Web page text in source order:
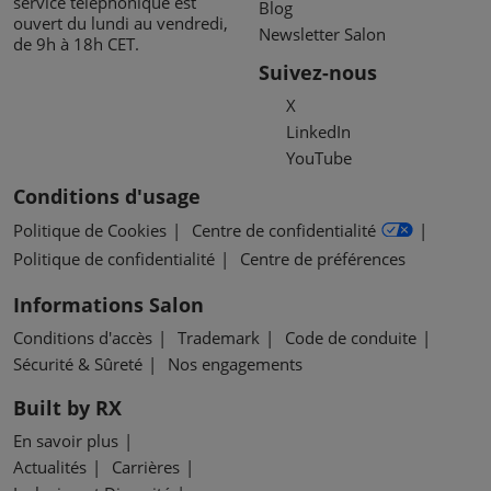
ouvert du lundi au vendredi,
de 9h à 18h CET.
Blog
Newsletter Salon
Suivez-nous
X
LinkedIn
YouTube
Conditions d'usage
Politique de Cookies
Centre de confidentialité
Politique de confidentialité
Centre de préférences
Informations Salon
Conditions d'accès Trademark
Code de conduite
Sécurité & Sûreté
Nos engagements
Built by RX
En savoir plus
Actualités
Carrières